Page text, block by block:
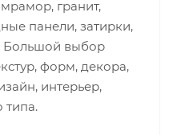
гранит,
панели, затирки,
Большой выбор
форм, декора,
интерьер,
типа.